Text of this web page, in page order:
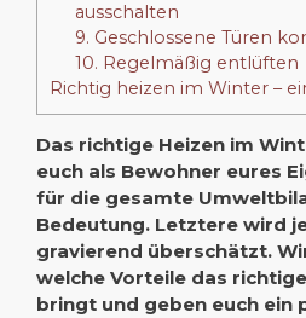
ausschalten
9. Geschlossene Türen
10. Regelmäßig entlüften
Richtig heizen im Winter –
Das richtige Heizen im
euch als Bewohner eures
für die gesamte
Bedeutung. Letztere wird
gravierend überschätzt.
welche Vorteile das
bringt und geben euch ein